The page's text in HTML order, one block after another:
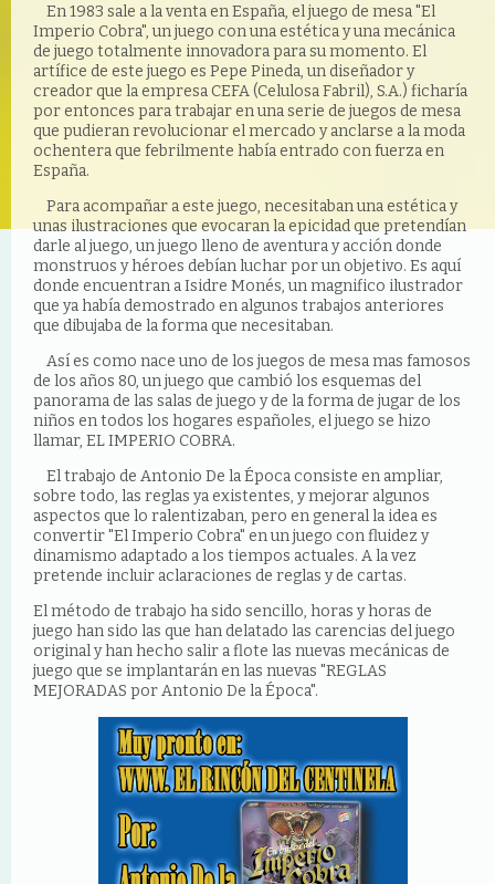
En 1983 sale a la venta en España, el juego de mesa "El
Imperio Cobra", un juego con una estética y una mecánica
de juego totalmente innovadora para su momento. El
artífice de este juego es Pepe Pineda, un diseñador y
creador que la empresa CEFA (Celulosa Fabril), S.A.) ficharía
por entonces para trabajar en una serie de juegos de mesa
que pudieran revolucionar el mercado y anclarse a la moda
ochentera que febrilmente había entrado con fuerza en
España.
Para acompañar a este juego, necesitaban una estética y
unas ilustraciones que evocaran la epicidad que pretendían
darle al juego, un juego lleno de aventura y acción donde
monstruos y héroes debían luchar por un objetivo. Es aquí
donde encuentran a Isidre Monés, un magnifico ilustrador
que ya había demostrado en algunos trabajos anteriores
que dibujaba de la forma que necesitaban.
Así es como nace uno de los juegos de mesa mas famosos
de los años 80, un juego que cambió los esquemas del
panorama de las salas de juego y de la forma de jugar de los
niños en todos los hogares españoles, el juego se hizo
llamar, EL IMPERIO COBRA.
El trabajo de Antonio De la Época consiste en ampliar,
sobre todo, las reglas ya existentes, y mejorar algunos
aspectos que lo ralentizaban, pero en general la idea es
convertir "El Imperio Cobra" en un juego con fluidez y
dinamismo adaptado a los tiempos actuales. A la vez
pretende incluir aclaraciones de reglas y de cartas.
El método de trabajo ha sido sencillo, horas y horas de
juego han sido las que han delatado las carencias del juego
original y han hecho salir a flote las nuevas mecánicas de
juego que se implantarán en las nuevas "REGLAS
MEJORADAS por Antonio De la Época".